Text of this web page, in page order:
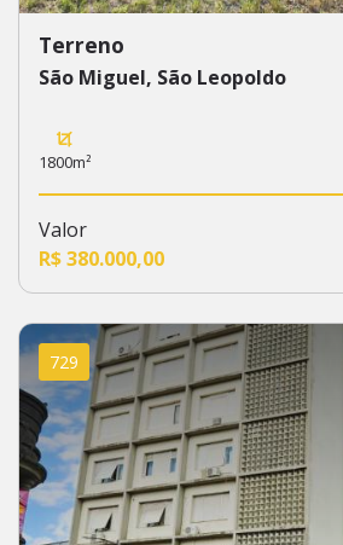
Terreno
São Miguel, São Leopoldo
1800m²
Valor
R$ 380.000,00
729